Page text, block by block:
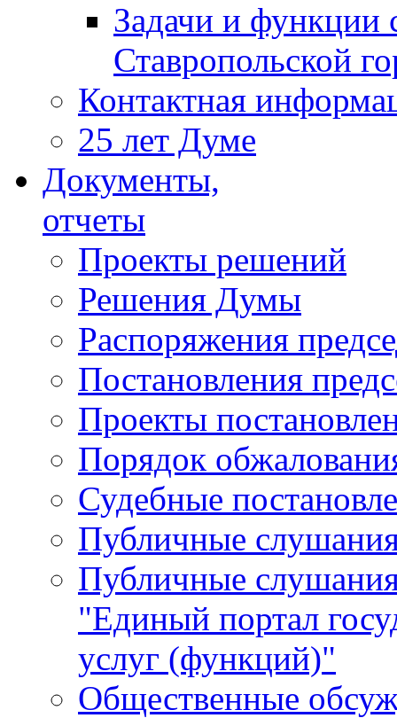
Задачи и функции
Ставропольской
Контактная
25 лет Думе
Документы,
отчеты
Проекты решений
Решения Думы
Распоряжения
Постановления
Проекты
Порядок
Судебные
Публичные
Публичные
"Единый портал
услуг (функций)"
Общественные